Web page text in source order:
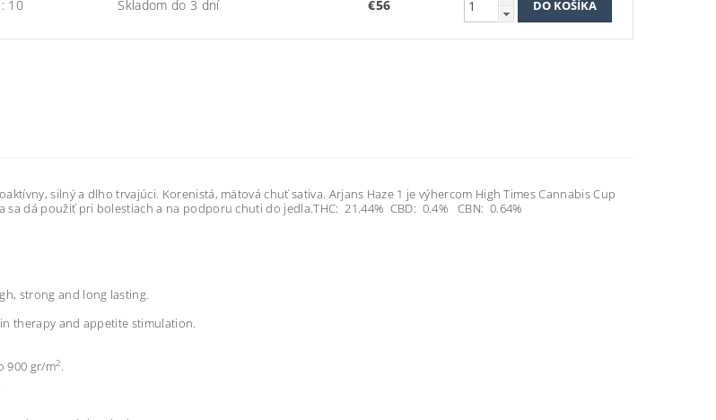
10 Skladom do 3 dní €56
silný a dlho trvajúci. Korenistá, mätová chuť sativa. Arjans Haze 1 je výhercom High Times Cannabis Cup
sa dá použiť pri bolestiach a na podporu chuti do jedla.THC: 21.44% CBD: 0.4% CBN: 0.64%
strong and long lasting.
therapy and appetite stimulation.
900 gr/m2.